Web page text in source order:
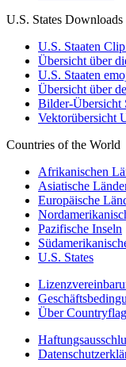
U.S. States Downloads
U.S. Staaten
Übersicht über
U.S. Staaten
Übersicht über
Bilder-Übersicht
Vektorübersicht
Countries of the World
Afrikanischen
Asiatische
Europäische
Pazifische Inseln
U.S. States
Über